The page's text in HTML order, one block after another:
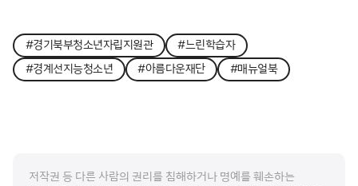
#경기북부청소년자립지원관
#느린학습자
#경계선지능청소년
#아름다운재단 #매뉴얼북